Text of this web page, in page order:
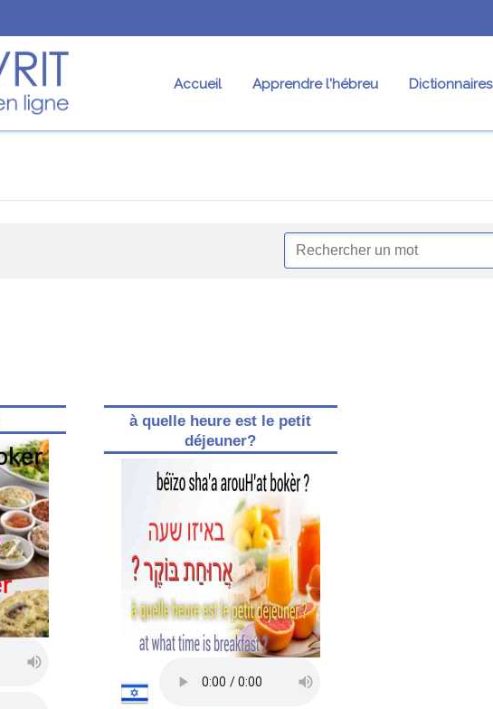
Accueil Apprendre l'hébreu Dictionnaires
à quelle heure est le petit
déjeuner?